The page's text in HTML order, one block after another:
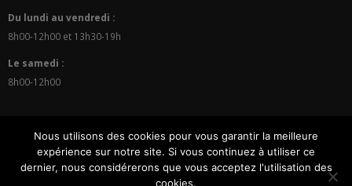
Du lundi au vendredi :
8h00-12h00 et 13h30-19h
Le samedi :
8h00-12h00
Nous utilisons des cookies pour vous garantir la meilleure
expérience sur notre site. Si vous continuez à utiliser ce
dernier, nous considérerons que vous acceptez l'utilisation des
cookies.